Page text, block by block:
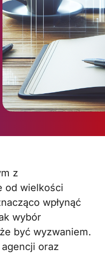
od wielkości
wpłynąć
wybór
być wyzwaniem.
oraz